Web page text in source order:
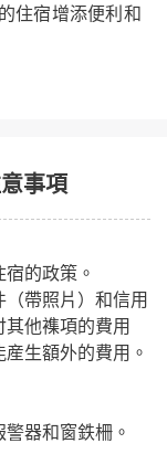
住宿增添便利和
事項
的政策。
帶照片）和信用
他襍項的費用
生額外的費用。
器和窗鉄柵。